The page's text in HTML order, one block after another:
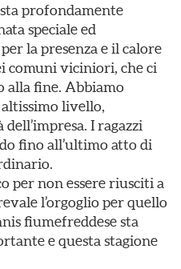
profondamente
speciale ed
la presenza e il calore
comuni viciniori, che ci
alla fine. Abbiamo
livello,
I ragazzi
fino all’ultimo atto di
per non essere riusciti a
l’orgoglio per quello
fiumefreddese sta
e questa stagione